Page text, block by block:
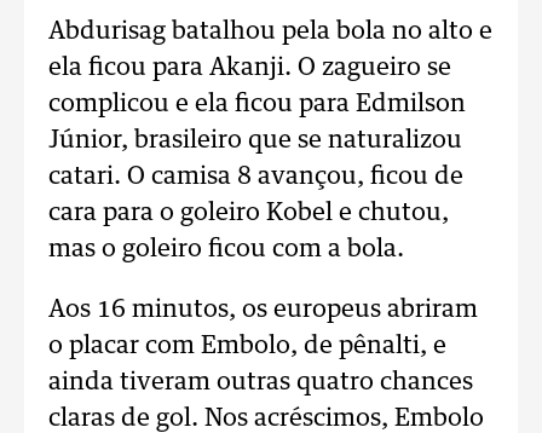
Abdurisag batalhou pela bola no alto e
ela ficou para Akanji. O zagueiro se
complicou e ela ficou para Edmilson
Júnior, brasileiro que se naturalizou
catari. O camisa 8 avançou, ficou de
cara para o goleiro Kobel e chutou,
mas o goleiro ficou com a bola.
Aos 16 minutos, os europeus abriram
o placar com Embolo, de pênalti, e
ainda tiveram outras quatro chances
claras de gol. Nos acréscimos, Embolo